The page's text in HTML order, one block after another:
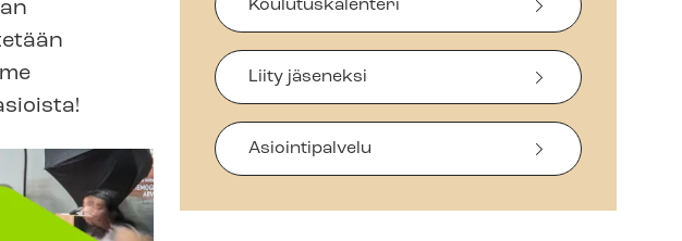
Koulutuskalenteri
Liity jäseneksi
Asiointipalvelu